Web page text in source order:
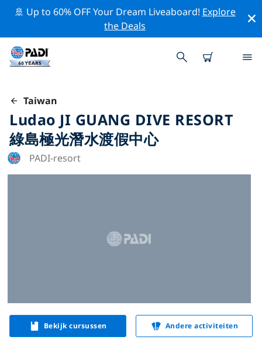
🚢 Up to 60% OFF Your Dream Liveaboard! Explore
the Deals
Taiwan
Ludao JI GUANG DIVE RESORT
綠島極光潛水渡假中心
PADI-resort
Bekijk cursussen Andere activiteiten